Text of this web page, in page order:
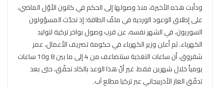
ودأبت هذه الأخيرة، منذ وصولها إلى الحكم في كانون الأوّل الماضي،
على إطلاق الوعود الوردية في ملفّ الطاقة؛ إذ تحدّث المسؤولون
السوريون، في الشهر نفسه، عن قرب وصول بواخر تركية لتوليد
الكهرباء. ثم أعلن وزير الكهرباء في حكومة تصريف الأعمال، عمر
شقروق، أن ساعات التغذية ستتضاعف من 4 إلى ما بين 8 و10 ساعات
يومياً خلال شهرين فقط. غير أنّ هذا الوعد بالكاد تحقّق، حتى بعد
تدفّق الغاز الأذربيجاني عبر تركيا مطلع آب.